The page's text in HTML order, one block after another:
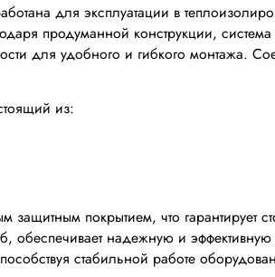
для эксплуатации в
продуманной конструкции,
для удобного и гибкого монтажа.
из:
покрытием, что гарантирует
надежную и
стабильной работе